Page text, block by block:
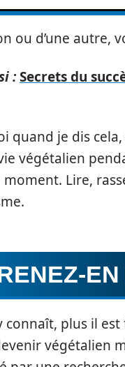
ou d’une autre,
:Secrets du
quand je dis
végétalien
moment. Lire,
connaît, plus il
végétalien